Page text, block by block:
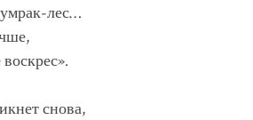
лес…
снова,